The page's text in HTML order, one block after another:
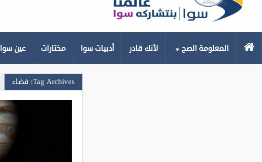
الرئيسيةالمعلومة الصح لأنك قادر أدبيات سوا مختارات عين سوا
Tag Archives: فضاء